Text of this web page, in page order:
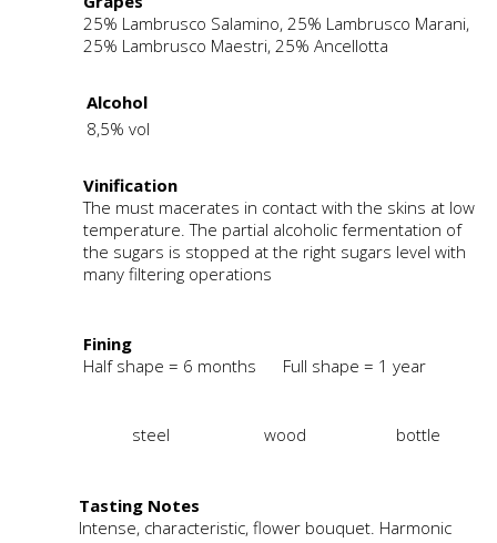
25% Lambrusco Salamino, 25% Lambrusco Marani,
25% Lambrusco Maestri, 25% Ancellotta
Alcohol
8,5% vol
Vinification
The must macerates in contact with the skins at low
temperature. The partial alcoholic fermentation of
the sugars is stopped at the right sugars level with
many filtering operations
Fining
Half shape = 6 months Full shape = 1 year
steel wood bottle
Tasting Notes
Intense, characteristic, flower bouquet. Harmonic